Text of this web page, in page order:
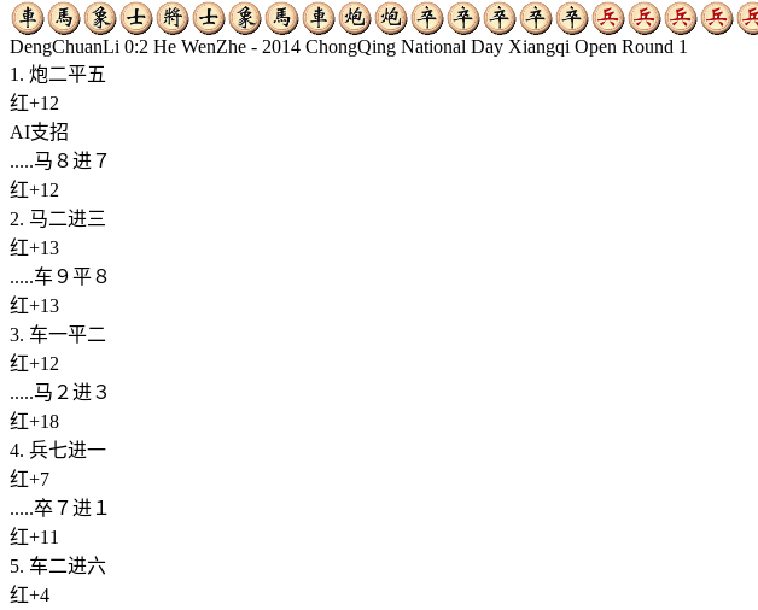
DengChuanLi 0:2 He WenZhe - 2014 ChongQing National Day Xiangqi Open Round 1
1. 炮二平五
红+12
AI支招
.....马８进７
红+12
2. 马二进三
红+13
.....车９平８
红+13
3. 车一平二
红+12
.....马２进３
红+18
4. 兵七进一
红+7
.....卒７进１
红+11
5. 车二进六
红+4